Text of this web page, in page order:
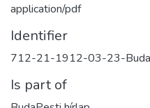
application/pdf
Identifier
712-21-1912-03-23-
Is part of